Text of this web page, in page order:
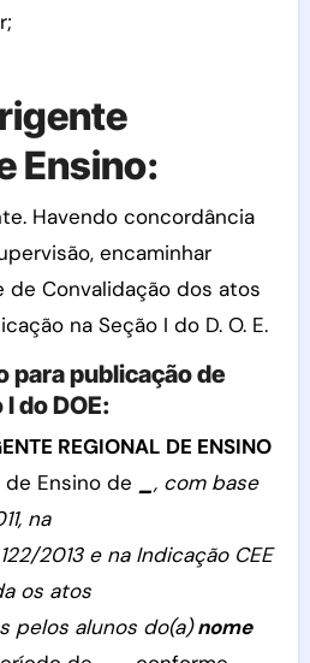
Ensino:
Havendo concordância
encaminhar
de Convalidação dos atos
na Seção I do D. O. E.
para publicação de
do DOE:
REGIONAL DE ENSINO
de Ensino de
, com base
na
2013 e na Indicação CEE
os atos
pelos alunos do(a)nome